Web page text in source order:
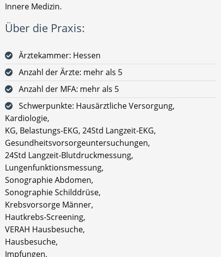
Innere Medizin.
Über die Praxis:
Ärztekammer: Hessen
Anzahl der Ärzte: mehr als 5
Anzahl der MFA: mehr als 5
Schwerpunkte: Hausärztliche Versorgung,
Kardiologie,
KG, Belastungs-EKG, 24Std Langzeit-EKG,
Gesundheitsvorsorgeuntersuchungen,
24Std Langzeit-Blutdruckmessung,
Lungenfunktionsmessung,
Sonographie Abdomen,
Sonographie Schilddrüse,
Krebsvorsorge Männer,
Hautkrebs-Screening,
VERAH Hausbesuche,
Hausbesuche,
Impfungen,